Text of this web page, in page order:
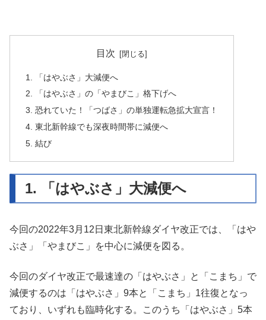
目次
1. 「はやぶさ」大減便へ
2. 「はやぶさ」の「やまびこ」格下げへ
3. 恐れていた！「つばさ」の単独運転急拡大宣言！
4. 東北新幹線でも深夜時間帯に減便へ
5. 結び
1. 「はやぶさ」大減便へ
今回の2022年3月12日東北新幹線ダイヤ改正では、「はや
ぶさ」「やまびこ」を中心に減便を図る。
今回のダイヤ改正で最速達の「はやぶさ」と「こまち」で
減便するのは「はやぶさ」9本と「こまち」1往復となっ
ており、いずれも臨時化する。このうち「はやぶさ」5本